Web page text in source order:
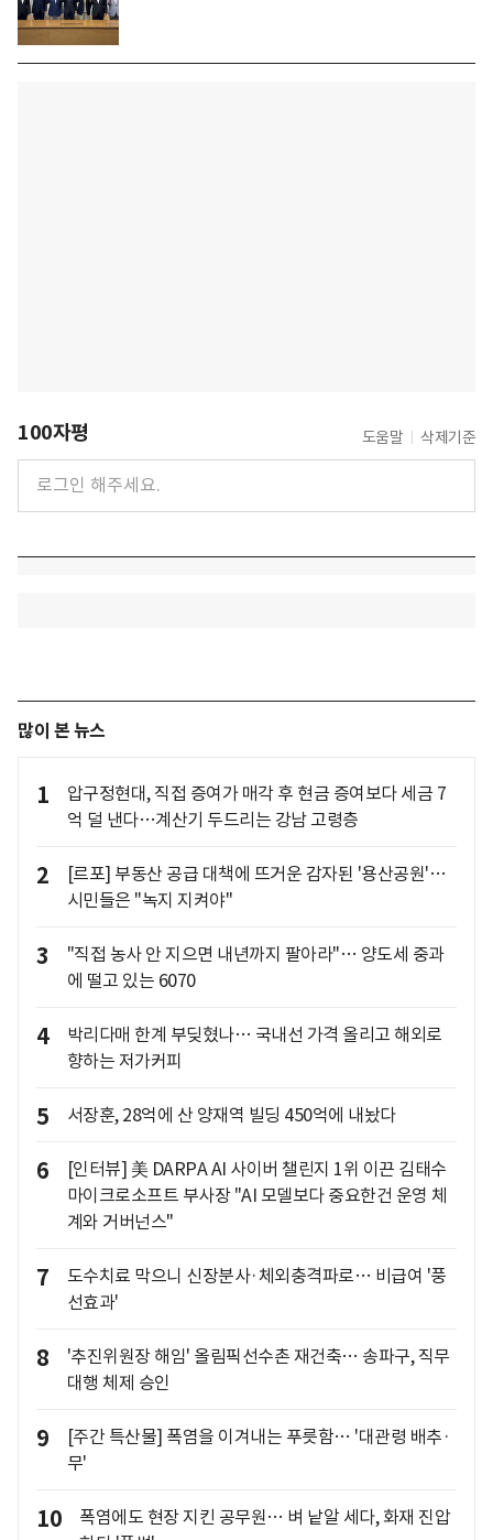
100자평 도움말 삭제기준
많이 본 뉴스
1
압구정현대, 직접 증여가 매각 후 현금 증여보다 세금 7
억 덜 낸다…계산기 두드리는 강남 고령층
2
[르포] 부동산 공급 대책에 뜨거운 감자된 '용산공원'…
시민들은 "녹지 지켜야"
3
"직접 농사 안 지으면 내년까지 팔아라"… 양도세 중과
에 떨고 있는 6070
4
박리다매 한계 부딪혔나… 국내선 가격 올리고 해외로
향하는 저가커피
5 서장훈, 28억에 산 양재역 빌딩 450억에 내놨다
6
[인터뷰] 美 DARPA AI 사이버 챌린지 1위 이끈 김태수
마이크로소프트 부사장 "AI 모델보다 중요한건 운영 체
계와 거버넌스"
7
도수치료 막으니 신장분사·체외충격파로… 비급여 '풍
선효과'
8
'추진위원장 해임' 올림픽선수촌 재건축… 송파구, 직무
대행 체제 승인
9
[주간 특산물] 폭염을 이겨내는 푸릇함… '대관령 배추·
무'
10
폭염에도 현장 지킨 공무원… 벼 낱알 세다, 화재 진압